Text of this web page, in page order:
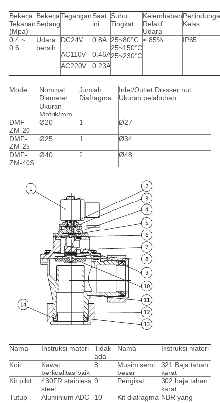
Bekerja
Tekanan
(Mpa)
Bekerja
Sedang
TeganganSaat
ini
Suhu
Tingkat
Kelembaban
Relatif
Udara
Kelas
0.4 ~
0.6
Udara
bersih
DC24V 0.8A 25~80°C
25~150°C
25~230°C
≤ 85%
IP65
AC110V
0.46A
AC220V
0.23A
Model
Nominal
Diameter
Jumlah
Diafragma
Inlet/Outlet Dresser nut
Ukuran pelabuhan
Ukuran
Metrik/mm
DMF-
ZM-20
Ø20 1 Ø27
DMF-
ZM-25
Ø25 1 Ø34
DMF-
ZM-40S
Ø40 2 Ø48
Nama Instruksi materi
Tidak
ada
Nama Instruksi materi
Koil
Kawat
berkualitas baik
8
Musim semi
besar
321 Baja tahan
karat
Kit pilot
430FR stainless
steel
9 Pengikat
302 baja tahan
karat
Tutup
Aluminium ADC 10 Kit diafragma NBR yang